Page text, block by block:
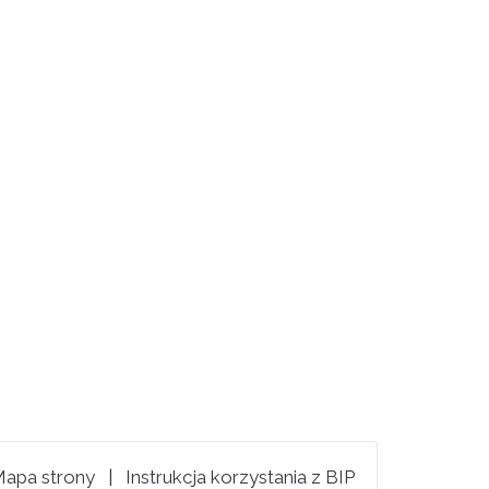
strony | Instrukcja korzystania z BIP